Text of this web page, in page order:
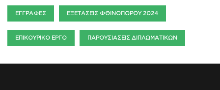
ΕΓΓΡΑΦΈΣ ΕΞΕΤΆΣΕΙΣ ΦΘΙΝΟΠΏΡΟΥ 2024
ΕΠΙΚΟΥΡΙΚΌ ΈΡΓΟ ΠΑΡΟΥΣΙΆΣΕΙΣ ΔΙΠΛΩΜΑΤΙΚΏΝ